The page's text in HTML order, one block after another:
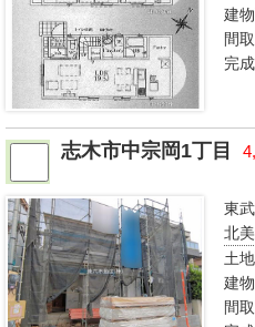
建
間
完
志木市中宗岡1丁目
東
北
土
建
間